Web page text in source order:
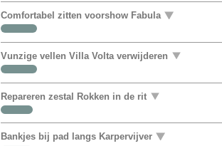
Comfortabel zitten voorshow Fabula
Vunzige vellen Villa Volta verwijderen
Repareren zestal Rokken in de rit
Bankjes bij pad langs Karpervijver